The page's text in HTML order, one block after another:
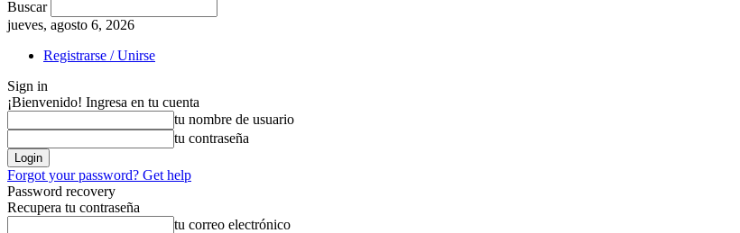
Buscar
jueves, agosto 6, 2026
Registrarse / Unirse
Sign in
¡Bienvenido! Ingresa en tu cuenta
tu nombre de usuario
tu contraseña
Forgot your password? Get help
Password recovery
Recupera tu contraseña
tu correo electrónico